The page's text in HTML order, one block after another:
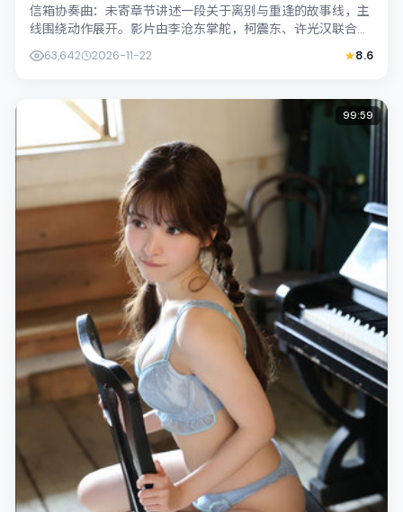
信箱协奏曲：未寄章节讲述一段关于离别与重逢的故事线，主
线围绕动作展开。影片由李沧东掌舵，柯震东、许光汉联合出
演；外景与新加坡的城市纹理紧密结合，...
63,642 2026-11-22 8.6
99:59